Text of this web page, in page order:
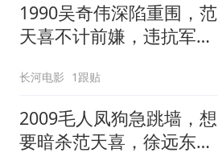
1990吴奇伟深陷重围，范
天喜不计前嫌，违抗军令
长河电影 1跟贴
2009毛人凤狗急跳墙，想
要暗杀范天喜，徐远东硬